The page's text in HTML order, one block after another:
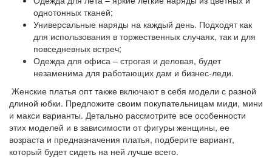
однотонных тканей;
Универсальные наряды на каждый день. Подходят как
для использования в торжественных случаях, так и для
повседневных встреч;
Одежда для офиса – строгая и деловая, будет
незаменима для работающих дам и бизнес-леди.
Женские платья опт также включают в себя модели с разной
длиной юбки. Предложите своим покупательницам миди, мини
и макси варианты. Детально рассмотрите все особенности
этих моделей и в зависимости от фигуры женщины, ее
возраста и предназначения платья, подберите вариант,
который будет сидеть на ней лучше всего.